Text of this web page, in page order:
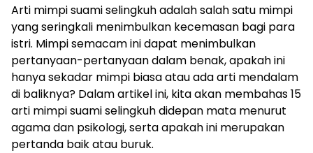
Arti mimpi suami selingkuh adalah salah satu mimpi
yang seringkali menimbulkan kecemasan bagi para
istri. Mimpi semacam ini dapat menimbulkan
pertanyaan-pertanyaan dalam benak, apakah ini
hanya sekadar mimpi biasa atau ada arti mendalam
di baliknya? Dalam artikel ini, kita akan membahas 15
arti mimpi suami selingkuh didepan mata menurut
agama dan psikologi, serta apakah ini merupakan
pertanda baik atau buruk.